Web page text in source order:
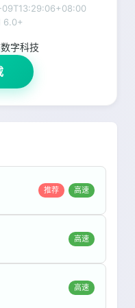
6.0+
字科技
推荐 高速
高速
高速